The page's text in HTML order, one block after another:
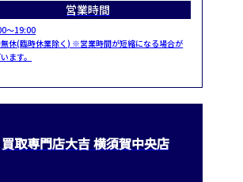
営業時間
～19:00
休(臨時休業除く) ※営業時間が短縮になる場合が
ます。
買取専門店大吉 横須賀中央店